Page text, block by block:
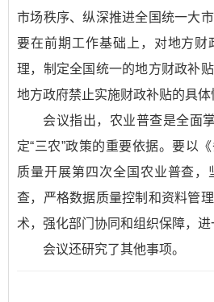
市场秩序、纵深推进全国统一大
要在前期工作基础上，对地方财
理，制定全国统一的地方财政补
地方政府禁止实施财政补贴的具体
会议指出，农业普查是全面
定“三农”政策的重要依据。要以
质量开展第四次全国农业普查，
查，严格数据质量控制和资料管
术，强化部门协同和组织保障，进
会议还研究了其他事项。